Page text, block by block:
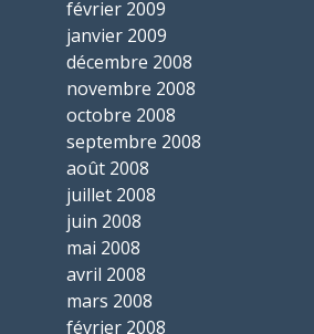
février 2009
janvier 2009
décembre 2008
novembre 2008
octobre 2008
septembre 2008
août 2008
juillet 2008
juin 2008
mai 2008
avril 2008
mars 2008
février 2008